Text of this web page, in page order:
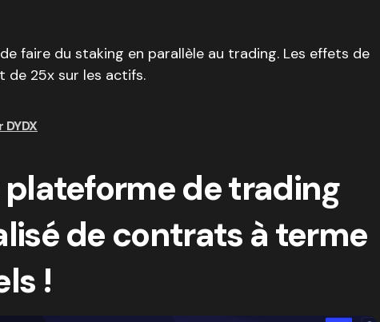
faire du staking en parallèle au trading. Les effets de
de 25x sur les actifs.
plateforme de trading
de contrats à terme
!